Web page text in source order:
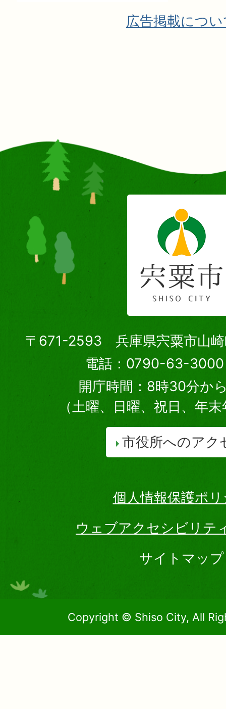
広告掲載につ
〒671-2593 兵庫県宍粟市山崎
電話：0790-63-3000
開庁時間：8時30分か
（土曜、日曜、祝日、年
市役所へのアク
個人情報保護ポ
ウェブアクセシビリテ
サイトマップ
Copyright © Shiso City, All